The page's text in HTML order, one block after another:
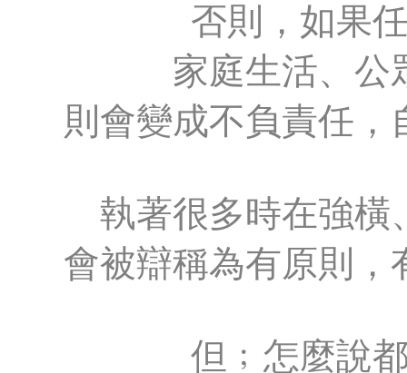
否則，如果
家庭生活、公
則會變成不負責任
執著很多時在強橫
會被辯稱為有原則，
但﹔怎麼說